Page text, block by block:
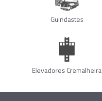
Guindastes
Elevadores Cremalheira